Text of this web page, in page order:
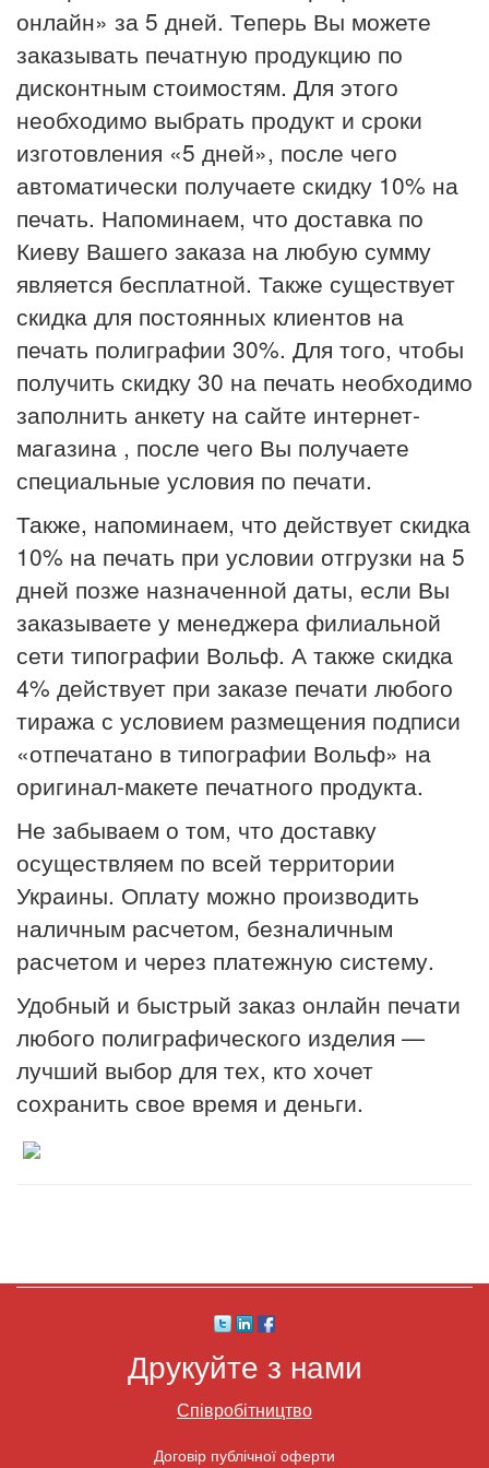
онлайн» за 5 дней. Теперь Вы можете
заказывать печатную продукцию по
дисконтным стоимостям. Для этого
необходимо выбрать продукт и сроки
изготовления «5 дней», после чего
автоматически получаете скидку 10% на
печать. Напоминаем, что доставка по
Киеву Вашего заказа на любую сумму
является бесплатной. Также существует
скидка для постоянных клиентов на
печать полиграфии 30%. Для того, чтобы
получить скидку 30 на печать необходимо
заполнить анкету на сайте интернет-
магазина , после чего Вы получаете
специальные условия по печати.
Также, напоминаем, что действует скидка
10% на печать при условии отгрузки на 5
дней позже назначенной даты, если Вы
заказываете у менеджера филиальной
сети типографии Вольф. А также скидка
4% действует при заказе печати любого
тиража с условием размещения подписи
«отпечатано в типографии Вольф» на
оригинал-макете печатного продукта.
Не забываем о том, что доставку
осуществляем по всей территории
Украины. Оплату можно производить
наличным расчетом, безналичным
расчетом и через платежную систему.
Удобный и быстрый заказ онлайн печати
любого полиграфического изделия —
лучший выбор для тех, кто хочет
сохранить свое время и деньги.
Друкуйте з нами
Співробітництво
Договір публічної оферти